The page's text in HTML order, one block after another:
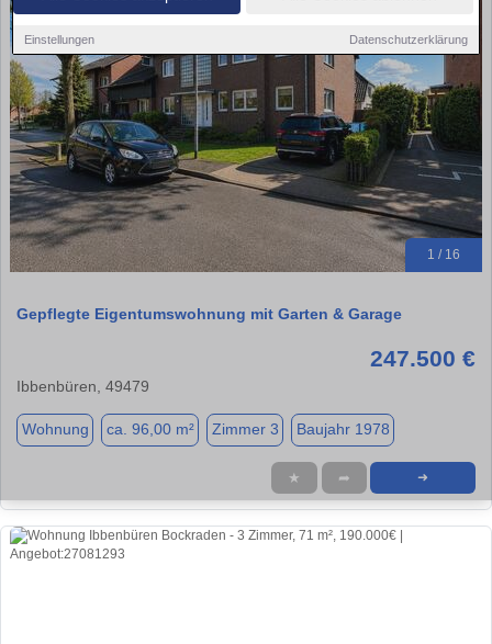
Einstellungen Datenschutzerklärung
1 / 16
Gepflegte Eigentumswohnung mit Garten & Garage
247.500 €
Ibbenbüren, 49479
Wohnung ca. 96,00 m² Zimmer 3 Baujahr 1978
★ ➦ ➜